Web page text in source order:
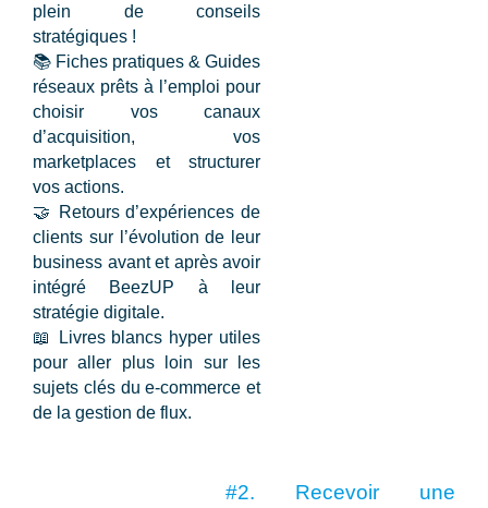
plein de conseils
stratégiques !
📚 Fiches pratiques & Guides
réseaux prêts à l’emploi pour
choisir vos canaux
d’acquisition, vos
marketplaces et structurer
vos actions.
🤝
Retours d’expériences de
clients sur l’évolution de leur
business avant et après avoir
intégré BeezUP à leur
stratégie digitale.
📖 Livres blancs hyper utiles
pour aller plus loin sur les
sujets clés du e-commerce et
de la gestion de flux.
#2. Recevoir une